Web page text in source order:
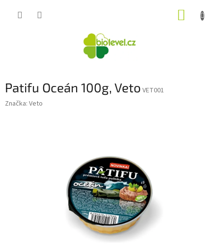
Patifu Oceán 100g, Veto VET001
Značka: Veto